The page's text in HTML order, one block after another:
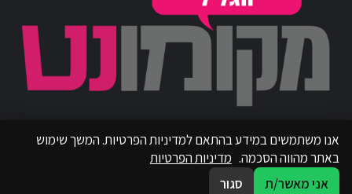
אנו משתמשים במידע בהתאם למדיניות הפרטיות. המשך שימוש
באתר מהווה הסכמה. מדיניות הפרטיות
אני מאשר/ת
סגור